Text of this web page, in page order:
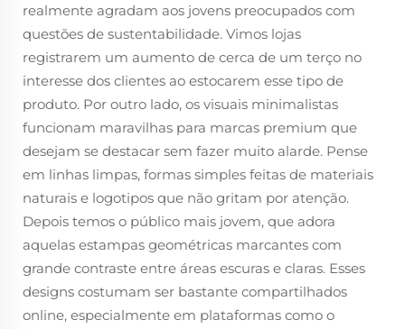
realmente agradam aos jovens preocupados com
questões de sustentabilidade. Vimos lojas
registrarem um aumento de cerca de um terço no
interesse dos clientes ao estocarem esse tipo de
produto. Por outro lado, os visuais minimalistas
funcionam maravilhas para marcas premium que
desejam se destacar sem fazer muito alarde. Pense
em linhas limpas, formas simples feitas de materiais
naturais e logotipos que não gritam por atenção.
Depois temos o público mais jovem, que adora
aquelas estampas geométricas marcantes com
grande contraste entre áreas escuras e claras. Esses
designs costumam ser bastante compartilhados
online, especialmente em plataformas como o